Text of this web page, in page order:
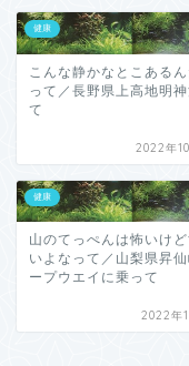
健康
こんな静かなとこある
って／長野県上高地明
て
2022年
健康
山のてっぺんは怖いけ
いよなって／山梨県昇仙
ープウエイに乗って
2022年